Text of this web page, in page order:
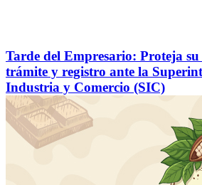
Tarde del Empresario: Proteja
trámite y registro ante la
Industria y Comercio (SIC)